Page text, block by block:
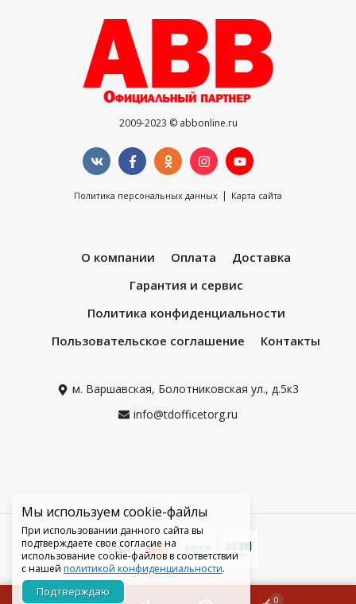
Мы используем cookie-файлы
При использовании данного сайта вы
подтверждаете свое согласие на
использование cookie-файлов в соответствии
с нашей политикой конфиденциальности.
Подтверждаю
2009-2023 © abbonline.ru
Политика персональных данных | Карта сайта
О компании Оплата
Доставка
Гарантия и сервис
Политика конфиденциальности
Пользовательское соглашение
Контакты
м. Варшавская, Болотниковская ул., д.5к3
info@tdofficetorg.ru
0